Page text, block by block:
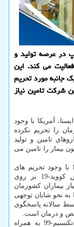
در عرصه تولید و
می کند. این
جانبه مورد تحریم
شرکت تامین نیاز
آمریکا با وجود
را تحریم نکرده
تامین و تولید
بیمار را تامین می
شرکت پارس ایزوتوپ توانست در سال 1399 با وجود تحریم های
ناعادلانه و اثرات مخرب همه گیری ویروس کووید-19 بر روی
بیماران کشورمان
به نحو شایان توجهی
سالانه پاسخگوی
و درمان است.
تولید حدود 14 هزار عدد ژنراتور مولیبدن-99/تکنسیم-99 به همراه